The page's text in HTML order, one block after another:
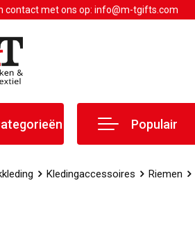
contact met ons op: info@m-tgifts.com
Populair
Kledingaccessoires Riemen